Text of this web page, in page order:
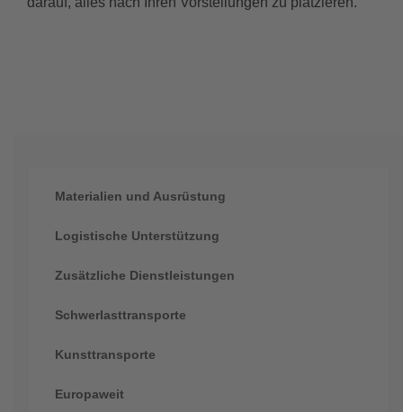
Materialien und Ausrüstung
Logistische Unterstützung
Zusätzliche Dienstleistungen
Schwerlasttransporte
Kunsttransporte
Europaweit